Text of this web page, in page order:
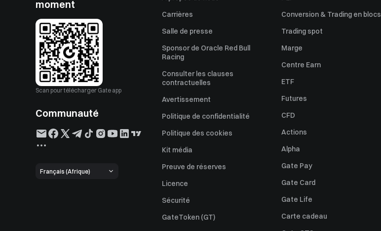
moment
Scan pour télécharger Gate app
Communauté
Français (Afrique)
Carrières
Salle de presse
Sponsor de Oracle Red Bull
Racing
Consulter les clauses
contractuelles
Avertissement
Politique de confidentialité
Politique des cookies
Kit média
Preuve de réserves
Licence
Sécurité
GateToken (GT)
Conversion & Trading en blocs
Trading spot
Marge
Centre Earn
ETF
Futures
CFD
Actions
Alpha
Gate Pay
Gate Card
Gate Life
Carte cadeau